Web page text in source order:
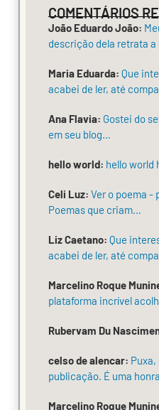
feminista
em
Faleceu
em
Lisboa,
em
de
fevereiro
de
2025,
aos
anos.
em
em
COMENTÁRIOS
João Eduardo João:
descrição dela retrata
Maria Eduarda: Que
acabei de ler, até
Ana Flavia: Gostei do
em seu blog…
hello world: hello world
Celi Luz: Ver o poema -
Poemas que criam…
Liz Caetano: Que
acabei de ler, até
Marcelino Roque
plataforma incrível
Rubervam Du
celso de alencar:
publicação. É uma
Marcelino Roque